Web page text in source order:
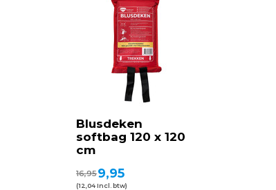
Blusdeken
softbag 120 x 120
cm
16,959,95
(12,04 Incl. btw)